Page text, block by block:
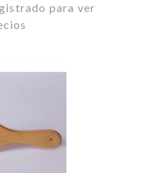
para ver